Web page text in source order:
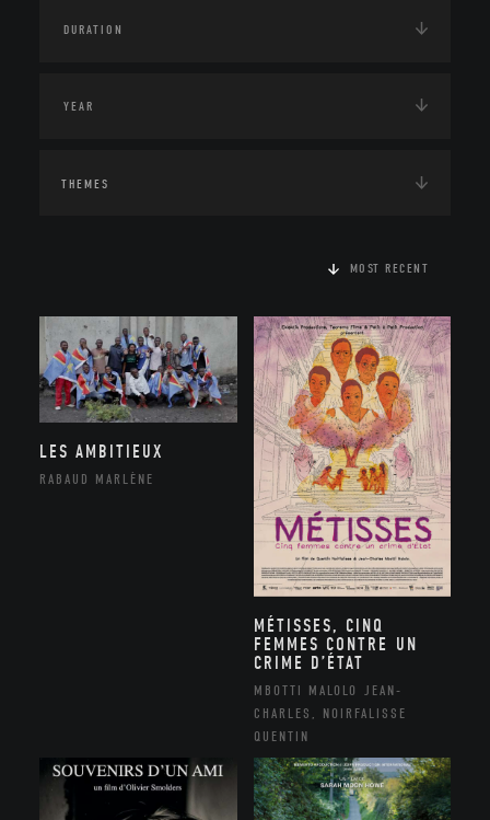
THEMES
MOST RECENT
LES AMBITIEUX
RABAUD MARLÈNE
MÉTISSES, CINQ
FEMMES CONTRE UN
CRIME D’ÉTAT
MBOTTI MALOLO JEAN-
CHARLES, NOIRFALISSE
QUENTIN